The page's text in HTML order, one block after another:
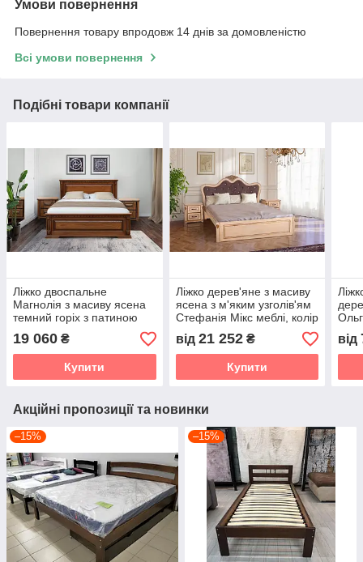
Умови повернення
Повернення товару впродовж 14 днів за домовленістю
Всі умови повернення
Подібні товари компанії
Ліжко двоспальне
Магнолія з масиву ясена
темний горіх з патиною
Мікс меблі
19 060 ₴
Купити
Ліжко дерев'яне з масиву
ясена з м'яким узголів'ям
Стефанія Мікс меблі, колір
слонова кістка з патиною
від 21 252₴
Купити
від
Акційні пропозиції та новинки
–15% –15%